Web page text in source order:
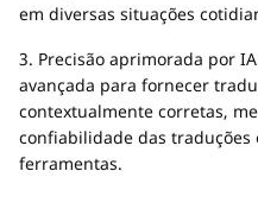
em diversas situações
3. Precisão aprimorada por
avançada para fornecer
contextualmente corretas,
confiabilidade das traduções
ferramentas.